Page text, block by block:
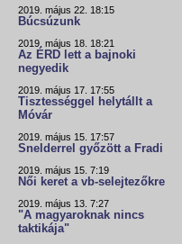
2019. május 22. 18:15
Búcsúzunk
2019. május 18. 18:21
Az ÉRD lett a bajnoki
negyedik
2019. május 17. 17:55
Tisztességgel helytállt a
Móvár
2019. május 15. 17:57
Snelderrel győzött a Fradi
2019. május 15. 7:19
Női keret a vb-selejtezőkre
2019. május 13. 7:27
"A magyaroknak nincs
taktikája"